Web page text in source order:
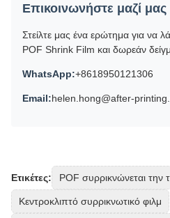
Επικοινωνήστε μαζί μας
Στείλτε μας ένα ερώτημα για να
POF Shrink Film και δωρεάν
WhatsApp:+8618950121306
Email:helen.hong@after-
Ετικέτες: POF συρρικνώνεται την
Κεντροκλιπτό συρρικνωτικό φιλμ